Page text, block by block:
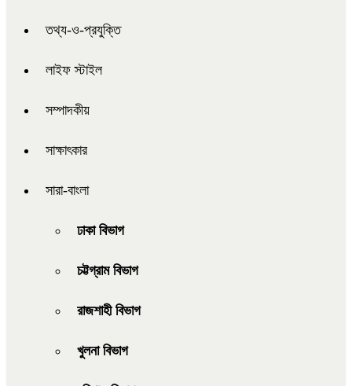
তথ্য-ও-প্রযুক্তি
লাইফ স্টাইল
সম্পাদকীয়
সাক্ষাৎকার
সারা-বাংলা
ঢাকা বিভাগ
চট্টগ্রাম বিভাগ
রাজশাহী বিভাগ
খুলনা বিভাগ